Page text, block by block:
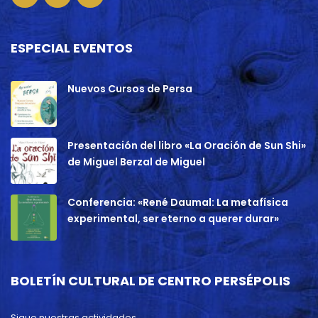
ESPECIAL EVENTOS
Nuevos Cursos de Persa
Presentación del libro «La Oración de Sun Shi»
de Miguel Berzal de Miguel
Conferencia: «René Daumal: La metafísica
experimental, ser eterno a querer durar»
BOLETÍN CULTURAL DE CENTRO PERSÉPOLIS